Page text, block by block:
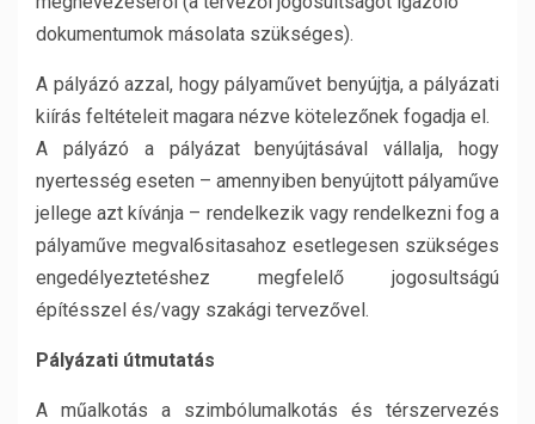
dokumentumok másolata szükséges).
A pályázó azzal, hogy pályaművet benyújtja, a pályázati
kiírás feltételeit magara nézve kötelezőnek fogadja el.
A pályázó a pályázat benyújtásával vállalja, hogy
nyertesség eseten – amennyiben benyújtott pályaműve
jellege azt kívánja – rendelkezik vagy rendelkezni fog a
pályaműve megval6sitasahoz esetlegesen szükséges
engedélyeztetéshez megfelelő jogosultságú
építésszel és/vagy szakági tervezővel.
Pályázati útmutatás
A műalkotás a szimbólumalkotás és térszervezés